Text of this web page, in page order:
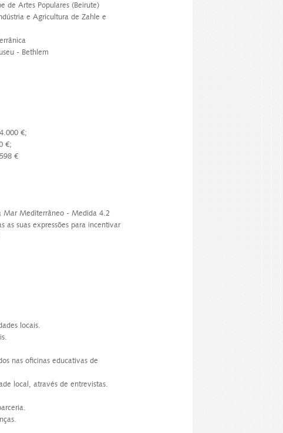
de Artes Populares (Beirute)
e Agricultura de Zahle e
- Bethlem
€;
€;
€
Mar Mediterrâneo - Medida 4.2
as suas expressões para incentivar
locais.
nas oficinas educativas de
local, através de entrevistas.